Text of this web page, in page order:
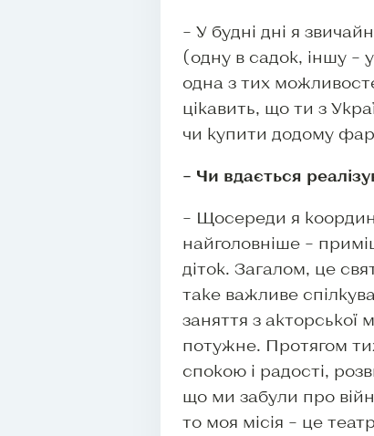
– У будні дні я
(одну в садок, іншу –
одна з тих
цікавить, що ти з
чи купити додому
– Чи вдається
– Щосереди я
найголовніше –
діток. Загалом, це
таке важливе
заняття з
потужне. Протягом
спокою і радості,
що ми забули про
то моя місія – це